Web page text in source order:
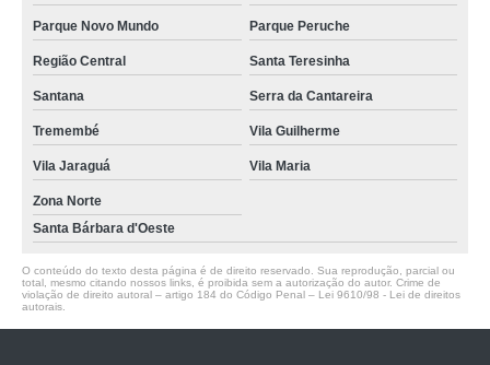
Parque Novo Mundo Parque Peruche
Região Central Santa Teresinha
Santana Serra da Cantareira
Tremembé Vila Guilherme
Vila Jaraguá Vila Maria
Zona Norte
Santa Bárbara d'Oeste
O conteúdo do texto desta página é de direito reservado. Sua reprodução, parcial ou
total, mesmo citando nossos links, é proibida sem a autorização do autor. Crime de
violação de direito autoral – artigo 184 do Código Penal – Lei 9610/98 - Lei de direitos
autorais